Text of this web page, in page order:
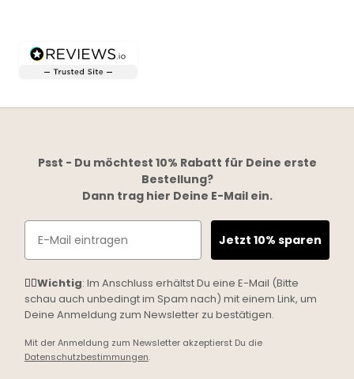
Psst - Du möchtest 10% Rabatt für Deine erste
Bestellung?
Dann trag hier Deine E-Mail ein.
Email
Jetzt 10% sparen
☝🏼Wichtig: Im Anschluss erhältst Du eine E-Mail (Bitte
schau auch unbedingt im Spam nach) mit einem Link, um
Deine Anmeldung zum Newsletter zu bestätigen.
Mit der Anmeldung zum Newsletter akzeptierst Du die
Datenschutzbestimmungen.